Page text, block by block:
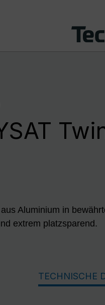
Aluminium in
extrem platzsparend.
TECHNISCHE